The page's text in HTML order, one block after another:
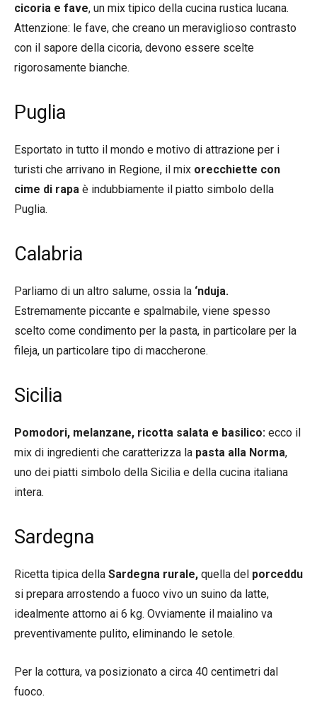
cicoria e fave, un mix tipico della cucina rustica lucana.
Attenzione: le fave, che creano un meraviglioso contrasto
con il sapore della cicoria, devono essere scelte
rigorosamente bianche.
Puglia
Esportato in tutto il mondo e motivo di attrazione per i
turisti che arrivano in Regione, il mix orecchiette con
cime di rapa è indubbiamente il piatto simbolo della
Puglia.
Calabria
Parliamo di un altro salume, ossia la ‘nduja.
Estremamente piccante e spalmabile, viene spesso
scelto come condimento per la pasta, in particolare per la
fileja, un particolare tipo di maccherone.
Sicilia
Pomodori, melanzane, ricotta salata e basilico: ecco il
mix di ingredienti che caratterizza la pasta alla Norma,
uno dei piatti simbolo della Sicilia e della cucina italiana
intera.
Sardegna
Ricetta tipica della Sardegna rurale, quella del porceddu
si prepara arrostendo a fuoco vivo un suino da latte,
idealmente attorno ai 6 kg. Ovviamente il maialino va
preventivamente pulito, eliminando le setole.
Per la cottura, va posizionato a circa 40 centimetri dal
fuoco.